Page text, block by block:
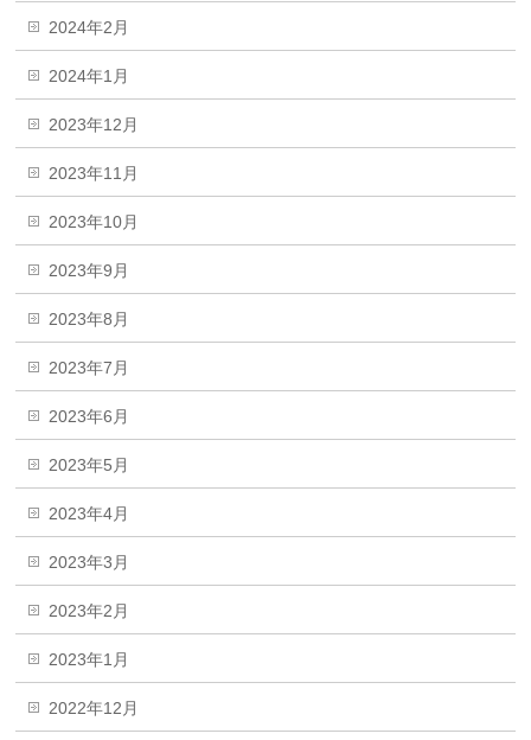
2024年2月
2024年1月
2023年12月
2023年11月
2023年10月
2023年9月
2023年8月
2023年7月
2023年6月
2023年5月
2023年4月
2023年3月
2023年2月
2023年1月
2022年12月